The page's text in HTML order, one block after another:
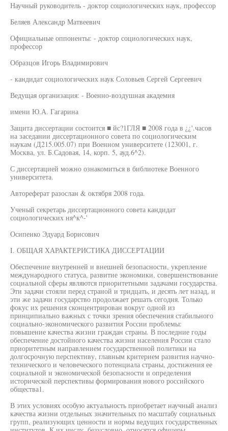
Научный руководитель - доктор социологических наук, профессор
Беляев Александр Матвеевич
Официальные оппоненты: - доктор социологических наук,
профессор
Образцов Игорь Владимирович
- кандидат социологических наук Соловьев Сергей Сергеевич
Ведущая организация: - Военно-воздушная академия
имени Ю.А. Гагарина
Защита диссертации состоится ■ йс?1ГЛЯ ■ 2008 года в ¿¿'.часов
на заседании диссертационного совета по социологическим
наукам (Д215.005.07) при Военном университете (123001, г.
Москва, ул. Б.Садовая, 14, корп. 5, ауд.6^2).
С диссертацией можно ознакомиться в библиотеке Военного
университета.
Автореферат разослан & октября 2008 года.
Ученый секретарь диссертационного совета кандидат
социологических ня^к^-'
Осипенко Эдуард Борисович
I. ОБЩАЯ ХАРАКТЕРИСТИКА ДИССЕРТАЦИИ
Обеспечение внутренней и внешней безопасности, укрепление
международного статуса, развитие экономики, совершенствование
социальной сферы являются приоритетными задачами государства.
Эти задачи стояли перед страной и тридцать, и десять лет назад, и
эти же задачи государство продолжает решать сегодня. Только
фокус их решения сконцентрирован вокруг одной из
принципиально важных с точки зрения обеспечения стабильного
социально-экономического развития России проблемы:
повышение качества жизни граждан страны. В последние годы
обеспечение достойного качества жизни населения России стало
приоритетным направлением государственной политики на
долгосрочную перспективу, главным критерием развития научно-
технического и человеческого потенциала страны, достижения ее
социальной и экономической безопасности и определения
исторической перспективы формирования нового российского
общества1.
В этих условиях особую актуальность приобретает научный анализ
качества жизни отдельных значительных по масштабу социальных
групп, реализующих ценности и нормы ведущих государственных